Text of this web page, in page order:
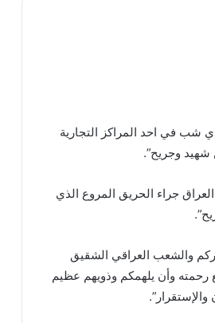
شب في احد المراكز التجارية
شهيد وجريح”.
جراء الحريق المروع الذي
والشعب العراقي الشقيق
رحمته وأن يلهمكم وذويهم عظيم
“التفاوض المباشر لم ينتج سوى
جنوب لبنان وشعبه ستظل السلطة